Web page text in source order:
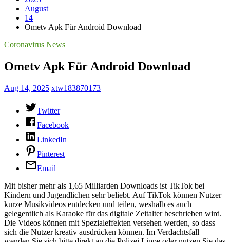
August
14
Ometv Apk Für Android Download
Coronavirus News
Ometv Apk Für Android Download
Aug 14, 2025 xtw183870173
Twitter
Facebook
LinkedIn
Pinterest
Email
Mit bisher mehr als 1,65 Milliarden Downloads ist TikTok bei
Kindern und Jugendlichen sehr beliebt. Auf TikTok können Nutzer
kurze Musikvideos entdecken und teilen, weshalb es auch
gelegentlich als Karaoke für das digitale Zeitalter beschrieben wird.
Die Videos können mit Spezialeffekten versehen werden, so dass
sich die Nutzer kreativ ausdrücken können. Im Verdachtsfall